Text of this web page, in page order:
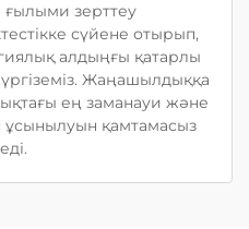
ғылыми зерттеу
сүйене отырып,
алдыңғы қатарлы
Жаңашылдыққа
ең заманауи және
ұсынылуын қамтамасыз